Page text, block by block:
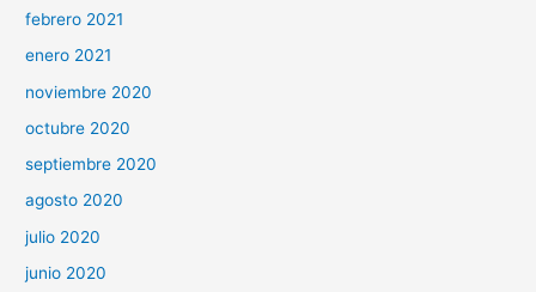
febrero 2021
enero 2021
noviembre 2020
octubre 2020
septiembre 2020
agosto 2020
julio 2020
junio 2020